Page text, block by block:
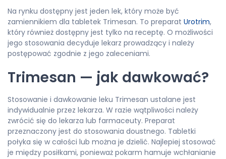
Na rynku dostępny jest jeden lek, który może być
zamiennikiem dla tabletek Trimesan. To preparat Urotrim,
który również dostępny jest tylko na receptę. O możliwości
jego stosowania decyduje lekarz prowadzący i należy
postępować zgodnie z jego zaleceniami.
Trimesan — jak dawkować?
Stosowanie i dawkowanie leku Trimesan ustalane jest
indywidualnie przez lekarza. W razie wątpliwości należy
zwrócić się do lekarza lub farmaceuty. Preparat
przeznaczony jest do stosowania doustnego. Tabletki
połyka się w całości lub można je dzielić. Najlepiej stosować
je między posiłkami, ponieważ pokarm hamuje wchłanianie